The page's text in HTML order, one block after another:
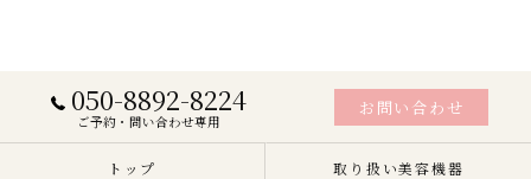
050-8892-8224
ご予約・問い合わせ専用
お問い合わせ
トップ 取り扱い美容機器